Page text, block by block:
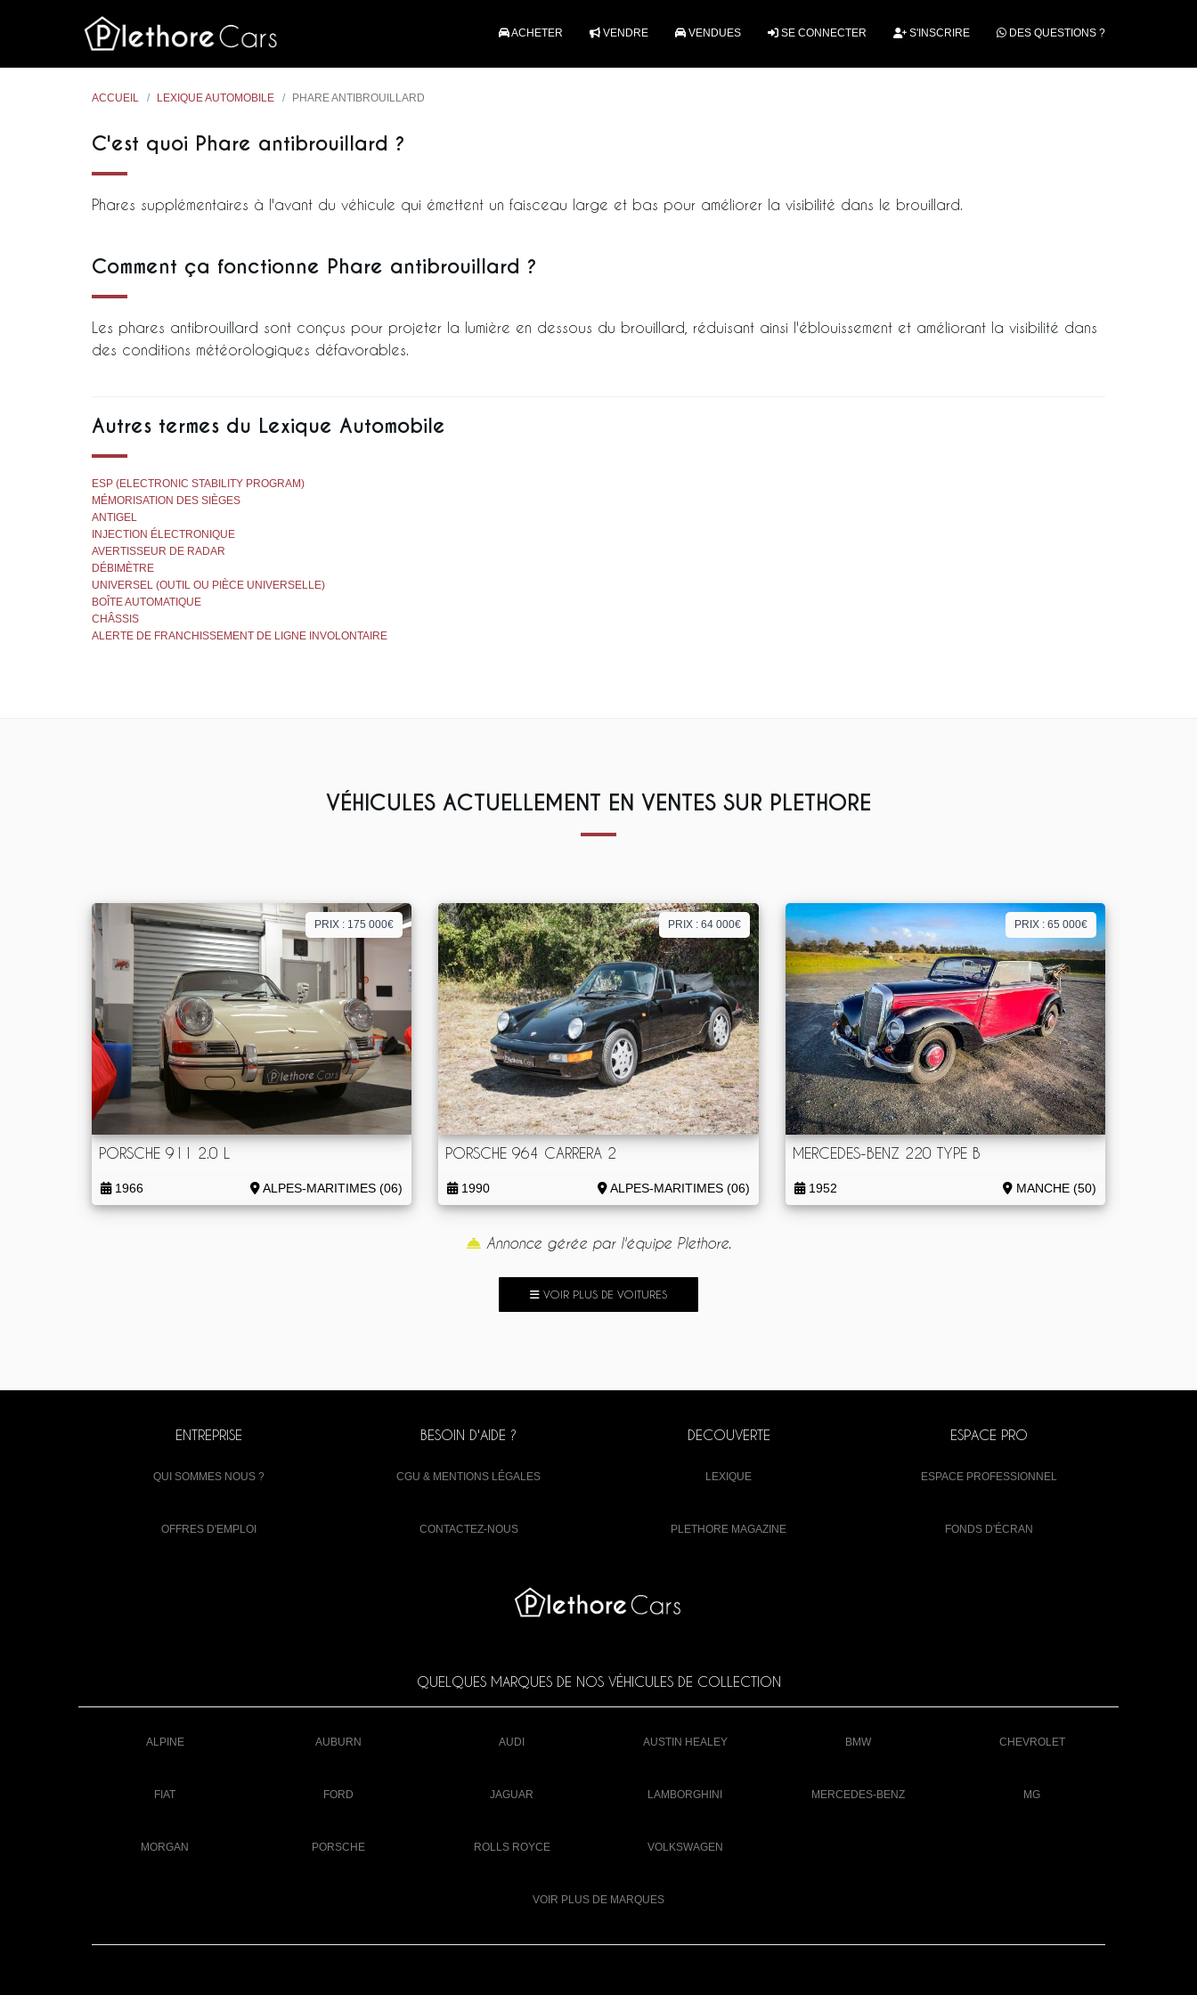
ACHETER VENDRE VENDUES SE CONNECTER S'INSCRIRE DES QUESTIONS ?
ACCUEIL LEXIQUE AUTOMOBILE PHARE ANTIBROUILLARD
C'est quoi Phare antibrouillard ?
Phares supplémentaires à l'avant du véhicule qui émettent un faisceau large et bas pour améliorer la visibilité dans le brouillard.
Comment ça fonctionne Phare antibrouillard ?
Les phares antibrouillard sont conçus pour projeter la lumière en dessous du brouillard, réduisant ainsi l'éblouissement et améliorant la visibilité dans
des conditions météorologiques défavorables.
Autres termes du Lexique Automobile
ESP (ELECTRONIC STABILITY PROGRAM)
MÉMORISATION DES SIÈGES
ANTIGEL
INJECTION ÉLECTRONIQUE
AVERTISSEUR DE RADAR
DÉBIMÈTRE
UNIVERSEL (OUTIL OU PIÈCE UNIVERSELLE)
BOÎTE AUTOMATIQUE
CHÂSSIS
ALERTE DE FRANCHISSEMENT DE LIGNE INVOLONTAIRE
VÉHICULES ACTUELLEMENT EN VENTES SUR PLETHORE
PRIX : 175 000€
PORSCHE 911 2.0 L
1966 ALPES-MARITIMES (06)
PRIX : 64 000€
PORSCHE 964 CARRERA 2
1990 ALPES-MARITIMES (06)
PRIX : 65 000€
MERCEDES-BENZ 220 TYPE B
1952 MANCHE (50)
Annonce gérée par l'équipe Plethore.
VOIR PLUS DE VOITURES
ENTREPRISE
QUI SOMMES NOUS ?
OFFRES D'EMPLOI
BESOIN D'AIDE ?
CGU & MENTIONS LÉGALES
CONTACTEZ-NOUS
DECOUVERTE
LEXIQUE
PLETHORE MAGAZINE
ESPACE PRO
ESPACE PROFESSIONNEL
FONDS D'ÉCRAN
QUELQUES MARQUES DE NOS VÉHICULES DE COLLECTION
ALPINE AUBURN AUDI AUSTIN HEALEY BMW CHEVROLET
FIAT FORD JAGUAR LAMBORGHINI MERCEDES-BENZ MG
MORGAN PORSCHE ROLLS ROYCE VOLKSWAGEN
VOIR PLUS DE MARQUES